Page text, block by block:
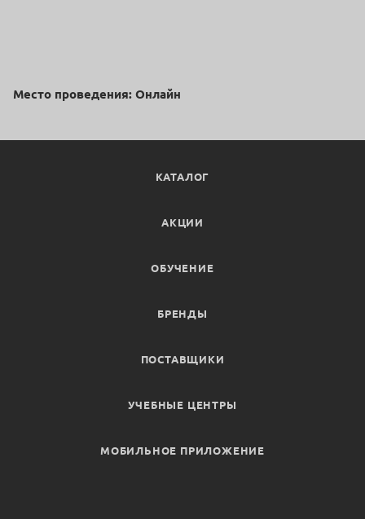
Место проведения: Онлайн
КАТАЛОГ
АКЦИИ
ОБУЧЕНИЕ
БРЕНДЫ
ПОСТАВЩИКИ
УЧЕБНЫЕ ЦЕНТРЫ
МОБИЛЬНОЕ ПРИЛОЖЕНИЕ